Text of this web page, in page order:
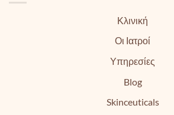
Κλινική
Οι Ιατροί
Υπηρεσίες
Blog
Skinceuticals